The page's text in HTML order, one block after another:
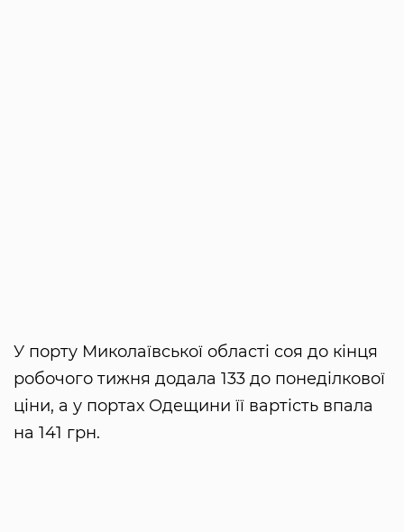
У порту Миколаївської області соя до кінця
робочого тижня додала 133 до понеділкової
ціни, а у портах Одещини її вартість впала
на 141 грн.